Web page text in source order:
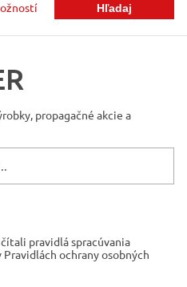
propagačné akcie a
pravidlá spracúvania
ochrany osobných